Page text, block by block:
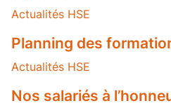
Actualités HSE
Planning des
Actualités HSE
Nos salariés à